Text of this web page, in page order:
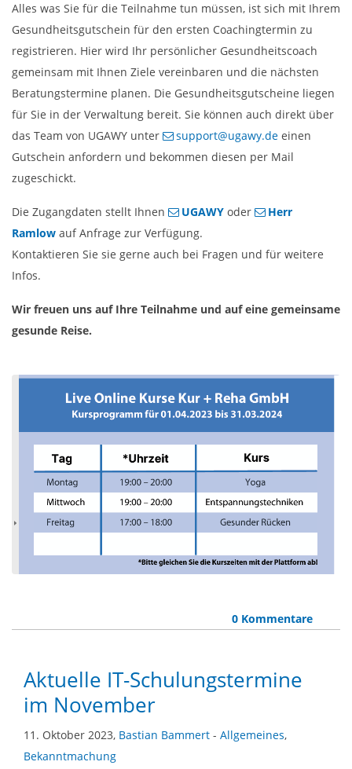
Alles was Sie für die Teilnahme tun müssen, ist sich mit Ihrem
Gesundheitsgutschein für den ersten Coachingtermin zu
registrieren. Hier wird Ihr persönlicher Gesundheitscoach
gemeinsam mit Ihnen Ziele vereinbaren und die nächsten
Beratungstermine planen. Die Gesundheitsgutscheine liegen
für Sie in der Verwaltung bereit. Sie können auch direkt über
das Team von UGAWY unter
support@ugawy.de einen
Gutschein anfordern und bekommen diesen per Mail
zugeschickt.
Die Zugangdaten stellt Ihnen UGAWY oder
Herr
Ramlow auf Anfrage zur Verfügung.
Kontaktieren Sie sie gerne auch bei Fragen und für weitere
Infos.
Wir freuen uns auf Ihre Teilnahme und auf eine gemeinsame
gesunde Reise.
0 Kommentare
Aktuelle IT-Schulungstermine
im November
11. Oktober 2023, Bastian Bammert - Allgemeines,
Bekanntmachung